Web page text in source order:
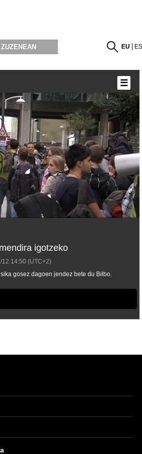
ZUZENEAN EU
igotzeko
12 14:50 (UTC+2)
gosez dagoen jendez bete du Bilbo.
☰